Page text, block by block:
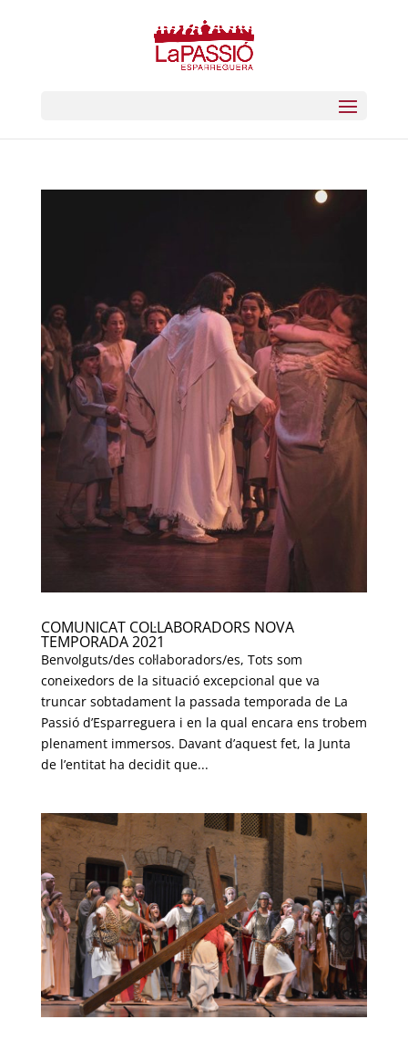
COMUNICAT COL·LABORADORS NOVA
TEMPORADA 2021
Benvolguts/des col·laboradors/es, Tots som
coneixedors de la situació excepcional que va
truncar sobtadament la passada temporada de La
Passió d’Esparreguera i en la qual encara ens trobem
plenament immersos. Davant d’aquest fet, la Junta
de l’entitat ha decidit que...